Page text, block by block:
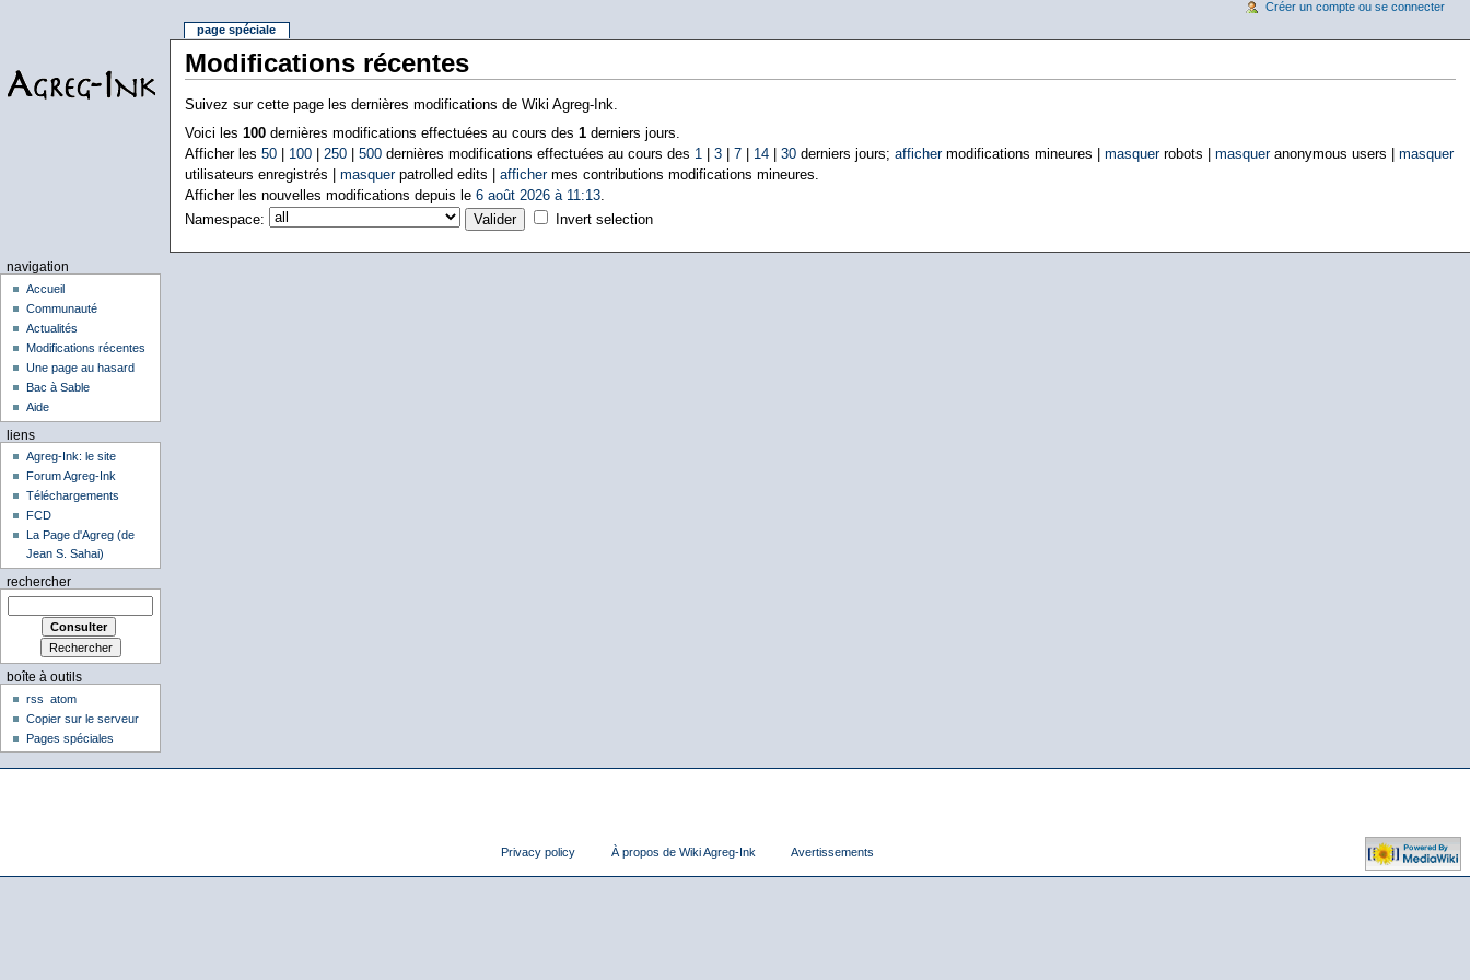
Modifications récentes
Suivez sur cette page les dernières modifications de Wiki Agreg-Ink.
Voici les 100dernières modifications effectuées au cours des 1derniers jours.
Afficher les 50| 100| 250| 500dernières modifications effectuées au cours des 1 3| 7| 14| 30derniers jours; affichermodifications mineures | masquerrobots | masqueranonymous users | masquer
utilisateurs enregistrés | masquerpatrolled edits | affichermes contributions modifications mineures.
Afficher les nouvelles modifications depuis le 6 août 2026 à 11:13.
Namespace:
Invert selection
page spéciale
Créer un compte ou se connecter
navigation
Accueil
Communauté
Actualités
Modifications récentes
Une page au hasard
Bac à Sable
Aide
liens
Agreg-Ink: le site
Forum Agreg-Ink
Téléchargements
FCD
La Page d'Agreg (de
Jean S. Sahai)
rechercher
boîte à outils
rss
atom
Copier sur le serveur
Pages spéciales
Privacy policy À propos de Wiki Agreg-Ink Avertissements